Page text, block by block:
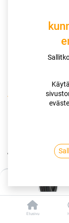
Etusivu
Kauppa
195/60R12C
195/
TR-10
75,00€/ kpl